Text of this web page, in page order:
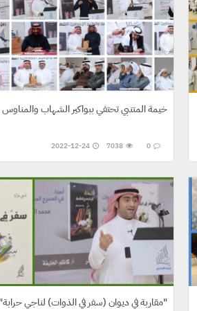
خيمة المتنبي تحتفي ببواكير الشهاب والمناوس
2022-12-24 0
7038
"مقاربة في ديوان (سفر في الذوات) لناجي حرابة"